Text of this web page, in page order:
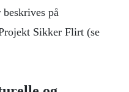
på
Sikker Flirt (se